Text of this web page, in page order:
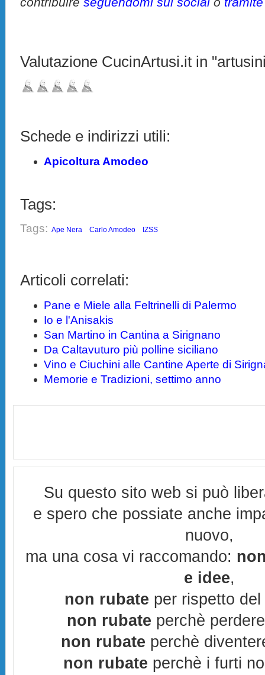
Valutazione CucinArtusi.it in
Schede e indirizzi utili:
Apicoltura Amodeo
Tags:
Tags: Ape Nera Carlo Amodeo IZSS
Articoli correlati:
Pane e Miele alla Feltrinelli di Palermo
Io e l'Anisakis
San Martino in Cantina a Sirignano
Da Caltavuturo più polline siciliano
Vino e Ciuchini alle Cantine Aperte di
Memorie e Tradizioni, settimo anno
Su questo sito web si può
e spero che possiate anche
nuovo,
ma una cosa vi raccomando:
e idee,
non rubate per rispetto
non rubate perchè
non rubate perchè
non rubate perchè i furti